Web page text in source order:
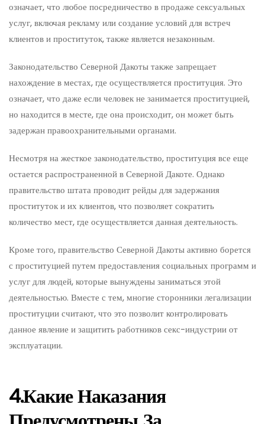
означает, что любое посредничество в продаже сексуальных
услуг, включая рекламу или создание условий для встреч
клиентов и проституток, также является незаконным.
Законодательство Северной Дакоты также запрещает
нахождение в местах, где осуществляется проституция. Это
означает, что даже если человек не занимается проституцией,
но находится в месте, где она происходит, он может быть
задержан правоохранительными органами.
Несмотря на жесткое законодательство, проституция все еще
остается распространенной в Северной Дакоте. Однако
правительство штата проводит рейды для задержания
проституток и их клиентов, что позволяет сократить
количество мест, где осуществляется данная деятельность.
Кроме того, правительство Северной Дакоты активно борется
с проституцией путем предоставления социальных программ и
услуг для людей, которые вынуждены заниматься этой
деятельностью. Вместе с тем, многие сторонники легализации
проституции считают, что это позволит контролировать
данное явление и защитить работников секс-индустрии от
эксплуатации.
4.Какие Наказания